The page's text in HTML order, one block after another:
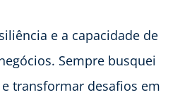
e a capacidade de
Sempre busquei
transformar desafios em